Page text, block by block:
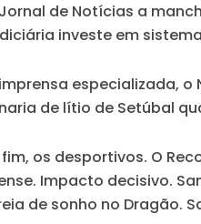
Jornal de Notícias a
investe em
especializada, o
de lítio de Setúbal
fim, os desportivos. O
Impacto decisivo.
de sonho no Dragão.